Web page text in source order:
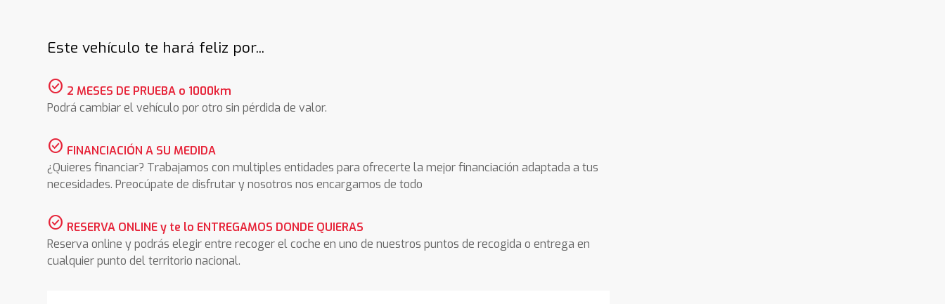
Este vehículo te hará feliz por...
check_circle 2 MESES DE PRUEBA o 1000km
Podrá cambiar el vehículo por otro sin pérdida de valor.
check_circle FINANCIACIÓN A SU MEDIDA
¿Quieres financiar? Trabajamos con multiples entidades para ofrecerte la mejor financiación adaptada a tus
necesidades. Preocúpate de disfrutar y nosotros nos encargamos de todo
check_circle RESERVA ONLINE y te lo ENTREGAMOS DONDE QUIERAS
Reserva online y podrás elegir entre recoger el coche en uno de nuestros puntos de recogida o entrega en
cualquier punto del territorio nacional.